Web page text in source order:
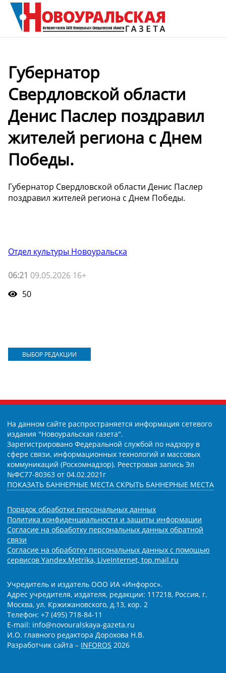
Губернатор
Свердловской области
Денис Паслер поздравил
жителей региона с Днем
Победы.
Губернатор Свердловской области Денис Паслер
поздравил жителей региона с Днем Победы.
Отдел культуры Новоуральска
06:21 09.05.2026 16+
50
ВЫБОР РЕДАКЦИИ
На данном сайте распространяется информация сетевого
издания "Новоуральская газета".
Зарегистрировано Федеральной службой по надзору в
сфере связи, информационных технологий и массовых
коммуникаций (Роскомнадзор). Реестровая запись Эл
№ФС77-80363 от 04.02.2021г
ПОКАЗАТЬ БАННЕРНЫЕ МЕСТА СКРЫТЬ БАННЕРНЫЕ МЕСТА
Порядок обработки персональных данных
Политика конфиденциальности и защиты информации
Согласие на обработку персональных данных обратной
связи
Согласие на обработку персональных данных с помощью
сервисов Yandex.Metrika, LiveInternet, top.mail.ru
Учредитель и издатель ООО ИА «Инфорос».
Адрес учредителя, издателя, редакции: 117218, Россия, г.
Москва, ул. Кржижановского, д.13, кор. 2
Телефон: +7 (495) 718-84-11
E-mail: info@novouralskaya-gazeta.ru
И.О. главного редактора Дорохова Н.В.
Разработчик сайта – INFOROS 2026